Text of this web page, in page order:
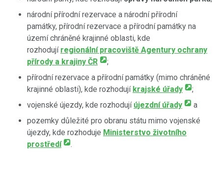
národní přírodní rezervace a národní přírodní
památky, přírodní rezervace a přírodní památky na
území chráněné krajinné oblasti, kde
rozhodují regionální pracoviště Agentury ochrany
přírody a krajiny ČR
;
přírodní rezervace a přírodní památky (mimo chráněné
krajinné oblasti), kde rozhodují krajské úřady
;
vojenské újezdy, kde rozhodují újezdní úřady
a
pozemky důležité pro obranu státu mimo vojenské
újezdy, kde rozhoduje Ministerstvo životního
prostředí
.